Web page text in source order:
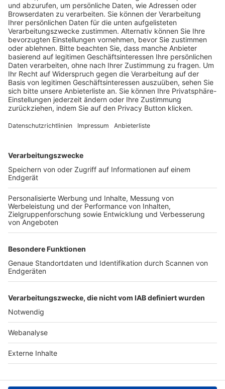
Trainerausbildung
Schulungsangebot Vereinsmitarbeiter
BFV-Geschäftsstellen
Trainerbörse
Login SpielPlus
FOLGE DEM BFV
TOP-VEREINE
TOP-PARTNER
Nutzungsbedingungen Datenschutz Impressum